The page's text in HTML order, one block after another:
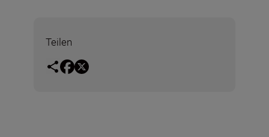
Teilen